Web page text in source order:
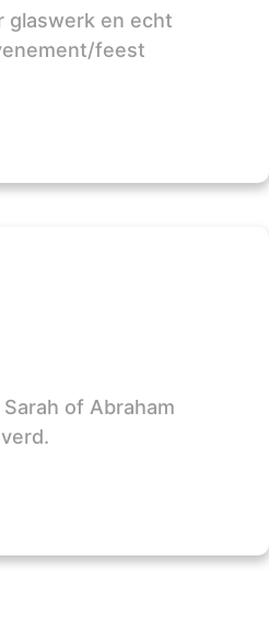
glaswerk en echt
feest
of Abraham